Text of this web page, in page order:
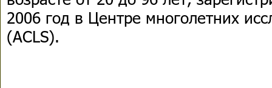
2006 год в Центре многолетних
(ACLS).